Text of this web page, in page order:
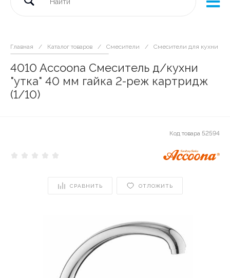
Главная / Каталог товаров / Смесители / Смесители для кухни
4010 Accoona Смеситель д/кухни
"утка" 40 мм гайка 2-реж картридж
(1/10)
Код товара 52594
СРАВНИТЬ ОТЛОЖИТЬ